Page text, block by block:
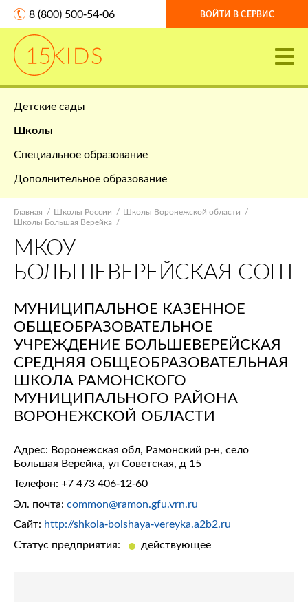
8 (800) 500-54-06 ВОЙТИ В СЕРВИС
Детские сады
Школы
Специальное образование
Дополнительное образование
Главная Школы России
Школы Воронежской области
Школы Большая Верейка
МКОУ
БОЛЬШЕВЕРЕЙСКАЯ СОШ
МУНИЦИПАЛЬНОЕ КАЗЕННОЕ
ОБЩЕОБРАЗОВАТЕЛЬНОЕ
УЧРЕЖДЕНИЕ БОЛЬШЕВЕРЕЙСКАЯ
СРЕДНЯЯ ОБЩЕОБРАЗОВАТЕЛЬНАЯ
ШКОЛА РАМОНСКОГО
МУНИЦИПАЛЬНОГО РАЙОНА
ВОРОНЕЖСКОЙ ОБЛАСТИ
Адрес: Воронежская обл, Рамонский р-н, село
Большая Верейка, ул Советская, д 15
Телефон: +7 473 406-12-60
Эл. почта: common@ramon.gfu.vrn.ru
Сайт: http://shkola-bolshaya-vereyka.a2b2.ru
Статус предприятия:
действующее